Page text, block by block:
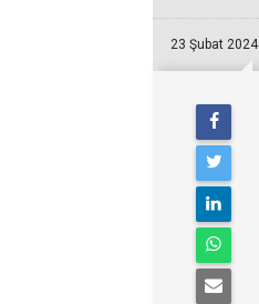
23 Şubat 2024